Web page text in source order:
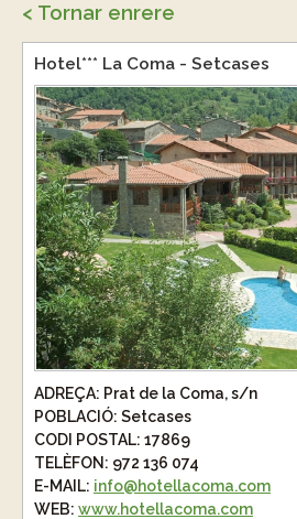
< Tornar enrere
Hotel*** La Coma - Setcases
ADREÇA: Prat de la Coma, s/n
POBLACIÓ: Setcases
CODI POSTAL: 17869
TELÈFON: 972 136 074
E-MAIL: info@hotellacoma.com
WEB: www.hotellacoma.com